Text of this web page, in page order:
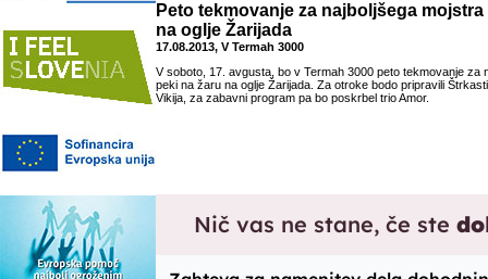
Peto tekmovanje za najboljšega
na oglje Žarijada
17.08.2013, V Termah 3000
V soboto, 17. avgusta, bo v Termah 3000 peto tekmovanje za
peki na žaru na oglje Žarijada. Za otroke bodo pripravili
Vikija, za zabavni program pa bo poskrbel trio Amor.